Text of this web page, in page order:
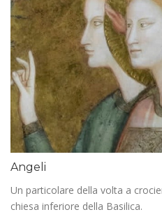
Angeli
Un particolare della volta a
chiesa inferiore della Basilica.